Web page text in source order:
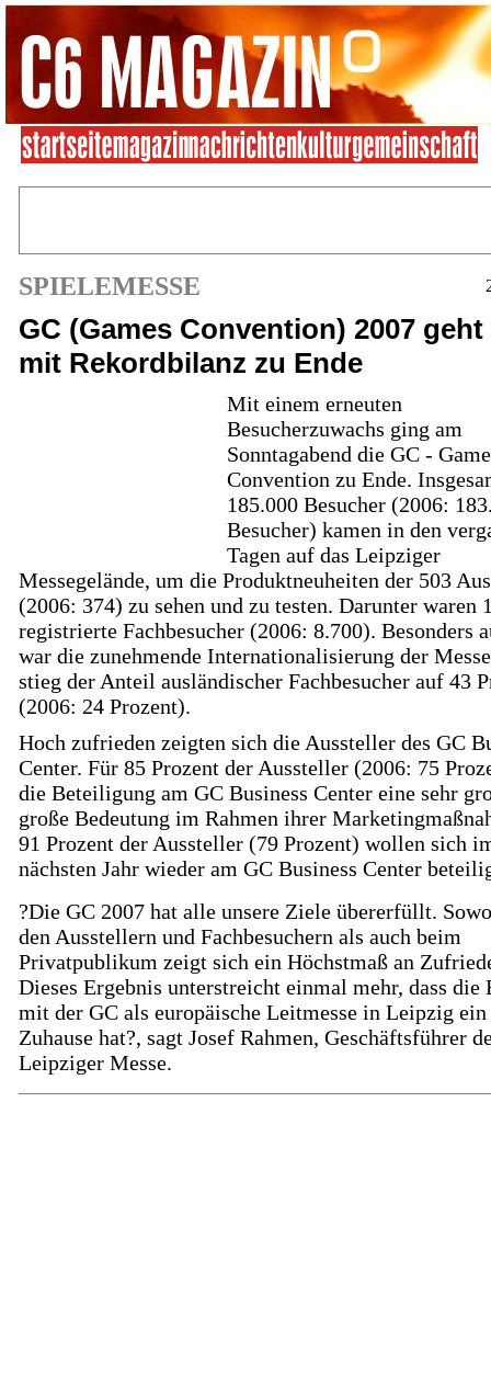
SPIELEMESSE
GC (Games Convention) 2007 geht
mit Rekordbilanz zu Ende
Mit einem erneuten
Besucherzuwachs ging am
Sonntagabend die GC -
Convention zu Ende.
185.000 Besucher (2006:
Besucher) kamen in den
Tagen auf das Leipziger
Messegelände, um die Produktneuheiten der 503
(2006: 374) zu sehen und zu testen. Darunter waren
registrierte Fachbesucher (2006: 8.700). Besonders
war die zunehmende Internationalisierung der
stieg der Anteil ausländischer Fachbesucher auf 43
(2006: 24 Prozent).
Hoch zufrieden zeigten sich die Aussteller des GC
Center. Für 85 Prozent der Aussteller (2006: 75
die Beteiligung am GC Business Center eine sehr
große Bedeutung im Rahmen ihrer
91 Prozent der Aussteller (79 Prozent) wollen sich
nächsten Jahr wieder am GC Business Center
?Die GC 2007 hat alle unsere Ziele übererfüllt.
den Ausstellern und Fachbesuchern als auch beim
Privatpublikum zeigt sich ein Höchstmaß an
Dieses Ergebnis unterstreicht einmal mehr, dass die
mit der GC als europäische Leitmesse in Leipzig ein
Zuhause hat?, sagt Josef Rahmen, Geschäftsführer
Leipziger Messe.